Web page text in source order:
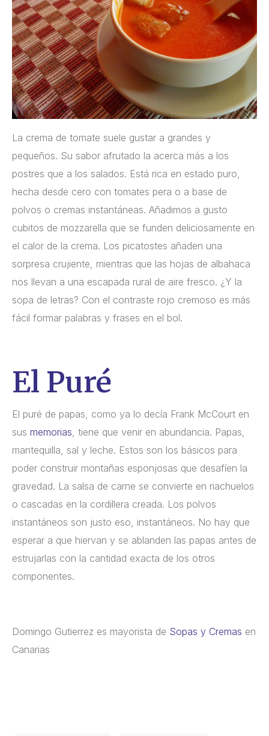
La crema de tomate suele gustar a grandes y
pequeños. Su sabor afrutado la acerca más a los
postres que a los salados. Está rica en estado puro,
hecha desde cero con tomates pera o a base de
polvos o cremas instantáneas. Añadimos a gusto
cubitos de mozzarella que se funden deliciosamente en
el calor de la crema. Los picatostes añaden una
sorpresa crujiente, mientras que las hojas de albahaca
nos llevan a una escapada rural de aire fresco. ¿Y la
sopa de letras? Con el contraste rojo cremoso es más
fácil formar palabras y frases en el bol.
El Puré
El puré de papas, como ya lo decía Frank McCourt en
sus memorias , tiene que venir en abundancia. Papas,
mantequilla, sal y leche. Estos son los básicos para
poder construir montañas esponjosas que desafíen la
gravedad. La salsa de carne se convierte en riachuelos
o cascadas en la cordillera creada. Los polvos
instantáneos son justo eso, instantáneos. No hay que
esperar a que hiervan y se ablanden las papas antes de
estrujarlas con la cantidad exacta de los otros
componentes.
Domingo Gutierrez es mayorista de Sopas y Cremas en
Canarias